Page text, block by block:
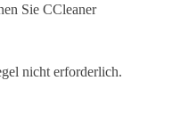
Sie CCleaner
nicht erforderlich.